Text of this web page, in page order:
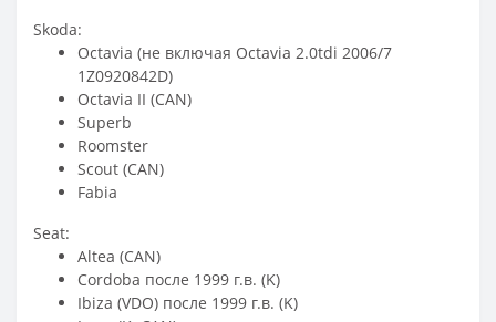
Skoda:
Octavia (не включая Octavia 2.0tdi 2006/7
1Z0920842D)
Octavia II (CAN)
Superb
Roomster
Scout (CAN)
Fabia
Seat:
Altea (CAN)
Cordoba после 1999 г.в. (K)
Ibiza (VDO) после 1999 г.в. (K)